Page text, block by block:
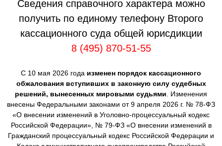
Сведения справочного характера можно
получить по единому телефону Второго
кассационного суда общей юрисдикции
8 (495) 870-51-55
С 10 мая 2026 года изменен порядок кассационного
обжалования вступивших в законную силу судебных
решений, вынесенных мировыми судьями . Изменения
внесены Федеральными законами от 9 апреля 2026 г. № 78-ФЗ
«О внесении изменений в Уголовно-процессуальный кодекс
Российской Федерации», № 79-ФЗ «О внесении изменений в
Гражданский процессуальный кодекс Российской Федерации и